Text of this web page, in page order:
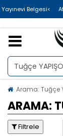
>Uluslararası Yayınevi Belgesi
Arama: Tuğçe
ARAMA:
Filtrele